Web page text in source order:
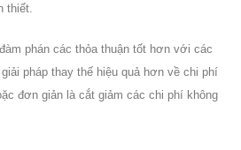
thiết.
phán các thỏa thuận tốt hơn với các
pháp thay thế hiệu quả hơn về chi phí
đơn giản là cắt giảm các chi phí không